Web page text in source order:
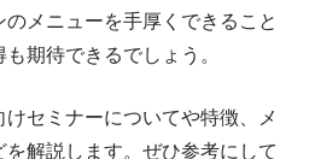
メニューを手厚くできること
期待できるでしょう。
セミナーについてや特徴、メ
を解説します。ぜひ参考にして